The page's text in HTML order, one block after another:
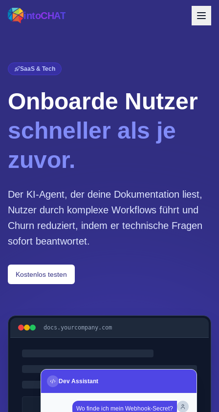
intoCHAT
SaaS & Tech
Onboarde Nutzer
schneller als je
zuvor.
Der KI-Agent, der deine Dokumentation liest,
Nutzer durch komplexe Workflows führt und
Churn reduziert, indem er technische Fragen
sofort beantwortet.
Kostenlos testen
docs.yourcompany.com
Dev Assistant
Wo finde ich mein Webhook-Secret?